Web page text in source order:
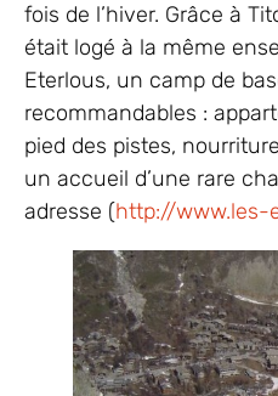
fois de l’hiver. Grâce à
était logé à la même
Eterlous, un camp de
recommandables :
pied des pistes,
un accueil d’une rare
adresse (http://www.les-